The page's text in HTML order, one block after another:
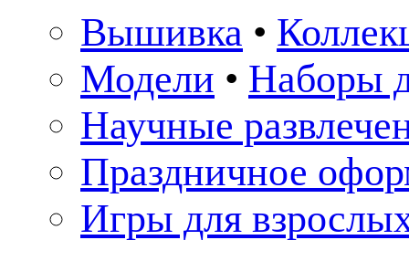
Вышивка •
Модели • Наборы
Научные
Праздничное
Игры для